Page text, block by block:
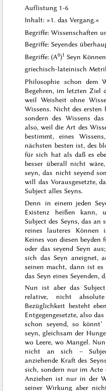
Auflistung 1-6
Inhalt: »1. das Vergang.«
Begriffe: Wissenschaften
Begriffe: Seyendes
Begriffe: (A0)1
griechisch-lateinisch
Philosophie schon dem
Begehren, im letzten Ziel
weil Weisheit ohne
Wissens. Nicht des ersten
sondern des Wissens
also, weil die Art des
bestimmt, eines
nächsten besten ist, des
für sich hat als daß es
besser überall nicht
seyn, das nicht seyend
will das Vorausgesetzte,
Subject alles Seyns.
Denn in einem jeden
Existenz heißen kann,
Subject des Seyns, das an
reines lauteres Können
Keines von diesen
oder das seyend Seyn
sich das Seyn aneignet,
seinen macht, dann ist es
das Seyn eines Seyenden,
Nun ist aber das
relative, nicht
Bezüglichkeit besteht
Entgegengesetzte, also
schon seyend, so
seyn, gleichsam der
wo Leere, wo Mangel.
nicht an sich –
anziehende Kraftdes
sich, sondern nur im Acte
Anziehen ist nur in der
seiner Wirkung aber